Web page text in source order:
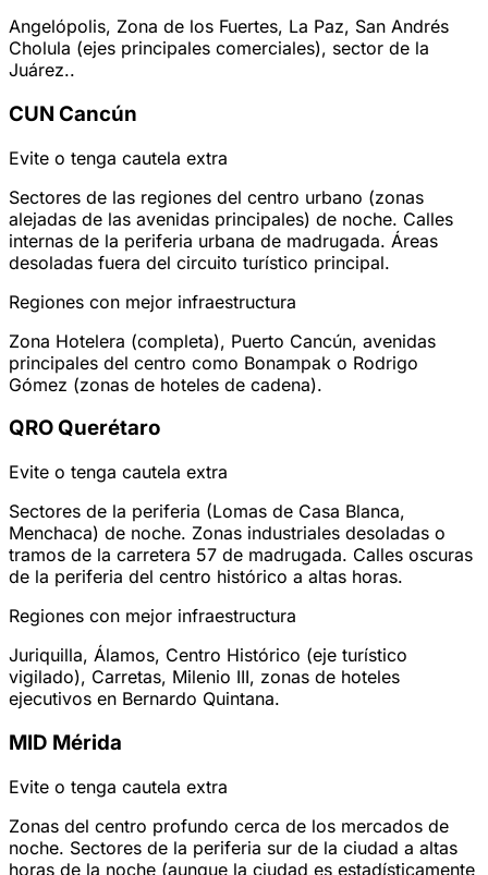
Angelópolis, Zona de los Fuertes, La Paz, San Andrés
Cholula (ejes principales comerciales), sector de la
Juárez..
CUN Cancún
Evite o tenga cautela extra
Sectores de las regiones del centro urbano (zonas
alejadas de las avenidas principales) de noche. Calles
internas de la periferia urbana de madrugada. Áreas
desoladas fuera del circuito turístico principal.
Regiones con mejor infraestructura
Zona Hotelera (completa), Puerto Cancún, avenidas
principales del centro como Bonampak o Rodrigo
Gómez (zonas de hoteles de cadena).
QROQuerétaro
Evite o tenga cautela extra
Sectores de la periferia (Lomas de Casa Blanca,
Menchaca) de noche. Zonas industriales desoladas o
tramos de la carretera 57 de madrugada. Calles oscuras
de la periferia del centro histórico a altas horas.
Regiones con mejor infraestructura
Juriquilla, Álamos, Centro Histórico (eje turístico
vigilado), Carretas, Milenio III, zonas de hoteles
ejecutivos en Bernardo Quintana.
MID Mérida
Evite o tenga cautela extra
Zonas del centro profundo cerca de los mercados de
noche. Sectores de la periferia sur de la ciudad a altas
horas de la noche (aunque la ciudad es estadísticamente